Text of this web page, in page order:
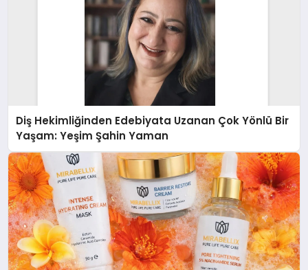
Diş Hekimliğinden Edebiyata Uzanan Çok Yönlü Bir
Yaşam: Yeşim Şahin Yaman